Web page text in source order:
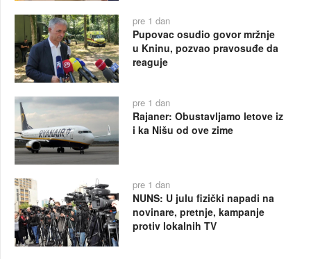
pre 1 dan
Pupovac osudio govor mržnje
u Kninu, pozvao pravosuđe da
reaguje
pre 1 dan
Rajaner: Obustavljamo letove iz
i ka Nišu od ove zime
pre 1 dan
NUNS: U julu fizički napadi na
novinare, pretnje, kampanje
protiv lokalnih TV